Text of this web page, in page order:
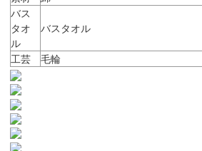
バス
タオ
ル
バスタオル
工芸 毛輪